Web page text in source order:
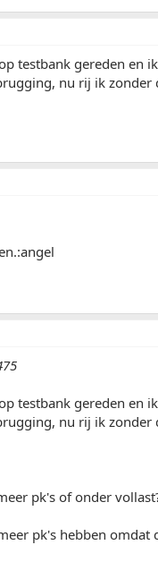
testbank gereden en
nu rij ik zonder
testbank gereden en
nu rij ik zonder
pk's of onder
pk's hebben omdat